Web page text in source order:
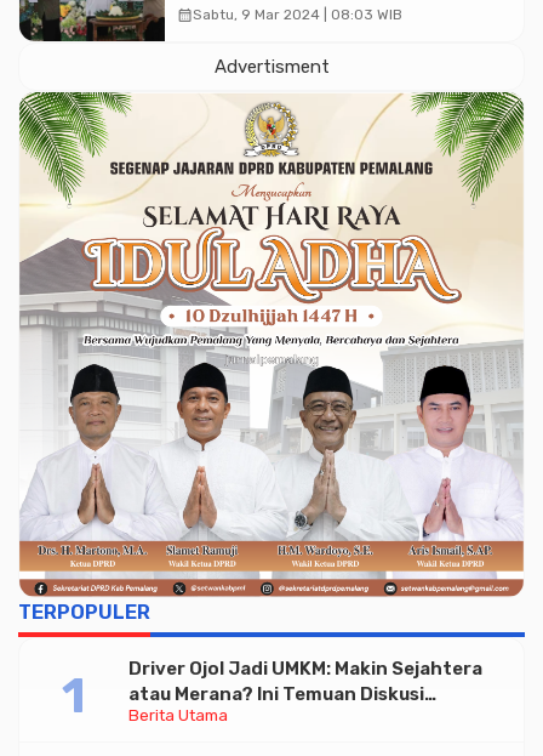
Dengan Insan Media
calendar_monthSabtu, 9 Mar 2024 | 08:03 WIB
Advertisment
TERPOPULER
Berita Utama
Driver Ojol Jadi UMKM: Makin Sejahtera
atau Merana? Ini Temuan Diskusi
Paramadina